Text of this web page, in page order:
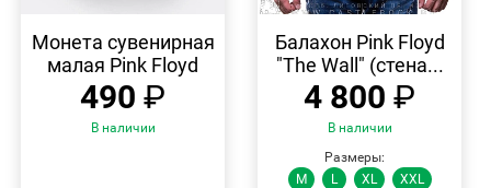
ПРОСМОТР
Монета сувенирная
малая Pink Floyd
490 ₽
В наличии
ПРОСМОТР
Балахон Pink Floyd
"The Wall" (стена...
4 800 ₽
В наличии
Размеры:
M
L XL XXL